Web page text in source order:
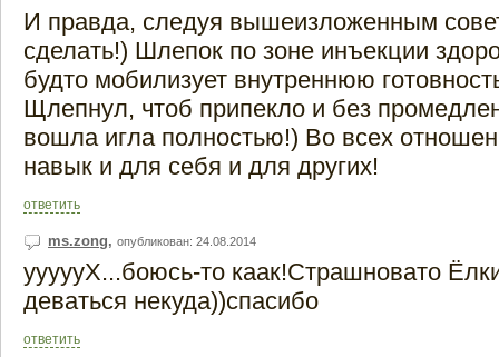
И правда, следуя вышеизложенным
сделать!) Шлепок по зоне инъекции
будто мобилизует внутреннюю
Щлепнул, чтоб припекло и без
вошла игла полностью!) Во всех
навык и для себя и для других!
ответить
ms.zong, опубликован: 24.08.2014
уууууХ...боюсь-то каак!Страшновато
деваться некуда))спасибо
ответить